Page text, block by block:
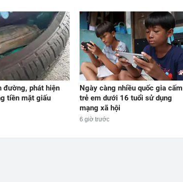
đường, phát hiện
tiền mặt giấu
Ngày càng nhiều quốc gia cấm
trẻ em dưới 16 tuổi sử dụng
mạng xã hội
6 giờ trước